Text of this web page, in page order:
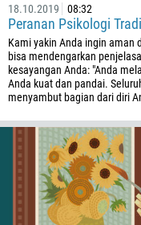
18.10.2019 08:32
Peranan Psikologi
Kami yakin Anda ingin aman
bisa mendengarkan
kesayangan Anda: "Anda
Anda kuat dan pandai.
menyambut bagian dari diri
376
244
1264
672
54
374
297
61
Tuliskan